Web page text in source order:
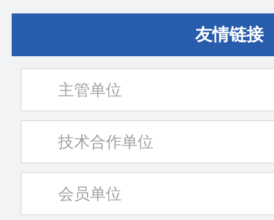
友情链接
主管单位
技术合作单位
会员单位